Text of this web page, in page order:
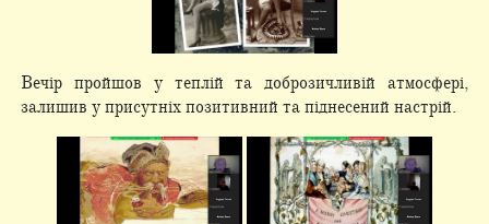
Вечір пройшов у теплій та доброзичливій атмосфері,
залишив у присутніх позитивний та піднесений настрій.